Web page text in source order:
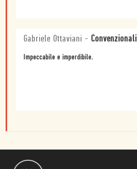
Gabriele Ottaviani - Convenzionali
Impeccabile e imperdibile.